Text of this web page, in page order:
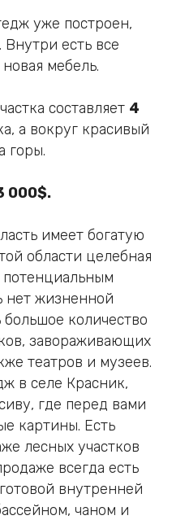
уже построен,
есть все
мебель.
составляет 4
а вокруг красивый
горы.
000$.
имеет богатую
области целебная
потенциальным
нет жизненной
количество
завораживающих
театров и музеев.
в селе Красник,
где перед вами
картины. Есть
лесных участков
всегда есть
внутренней
чаном и